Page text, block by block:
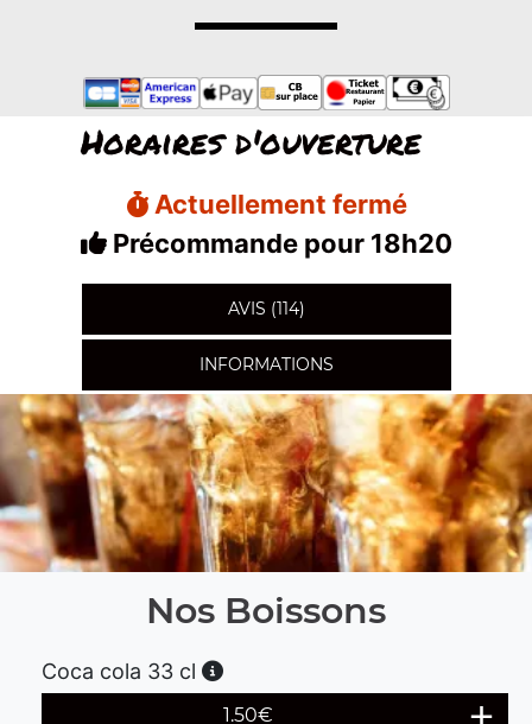
Horaires d'ouverture
Actuellement fermé
Précommande pour 18h20
AVIS (114)
INFORMATIONS
Nos Boissons
Coca cola 33 cl
1.50€